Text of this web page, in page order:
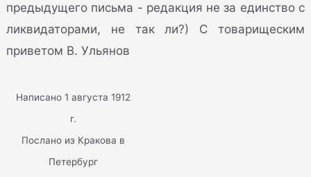
предыдущего письма - редакция не за единство с
ликвидаторами, не так ли?) С товарищеским
приветом В. Ульянов
Написано 1 августа 1912
г.
Послано из Кракова в
Петербург